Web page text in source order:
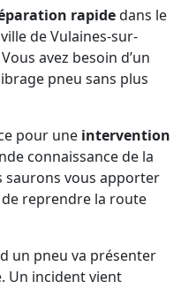
rapidedans le
de Vulaines-sur-
avez besoin d’un
pneu sans plus
pour une intervention
connaissance de la
saurons vous apporter
reprendre la route
un pneu va présenter
Un incident vient